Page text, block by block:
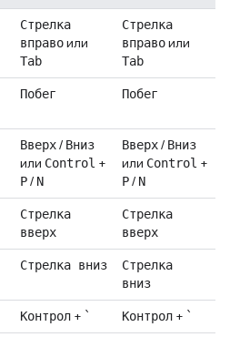
Стрелка
вправоили
Tab
Стрелка
вправоили
Tab
Побег Побег
Вверх/ Вниз
или Control +
P/ N
Вверх/ Вниз
или Control +
P/ N
Стрелка
вверх
Стрелка
вверх
Стрелка вниз
Стрелка
вниз
Контрол + ` Контрол + `